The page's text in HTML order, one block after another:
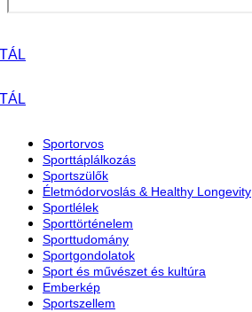
Sportorvos
Sporttáplálkozás
Sportszülők
Életmódorvoslás & Healthy Longevity
Sportlélek
Sporttörténelem
Sporttudomány
Sportgondolatok
Sport és művészet és kultúra
Emberkép
Sportszellem